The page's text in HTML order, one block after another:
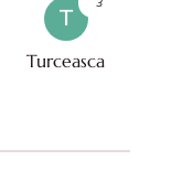
T
Turceasca